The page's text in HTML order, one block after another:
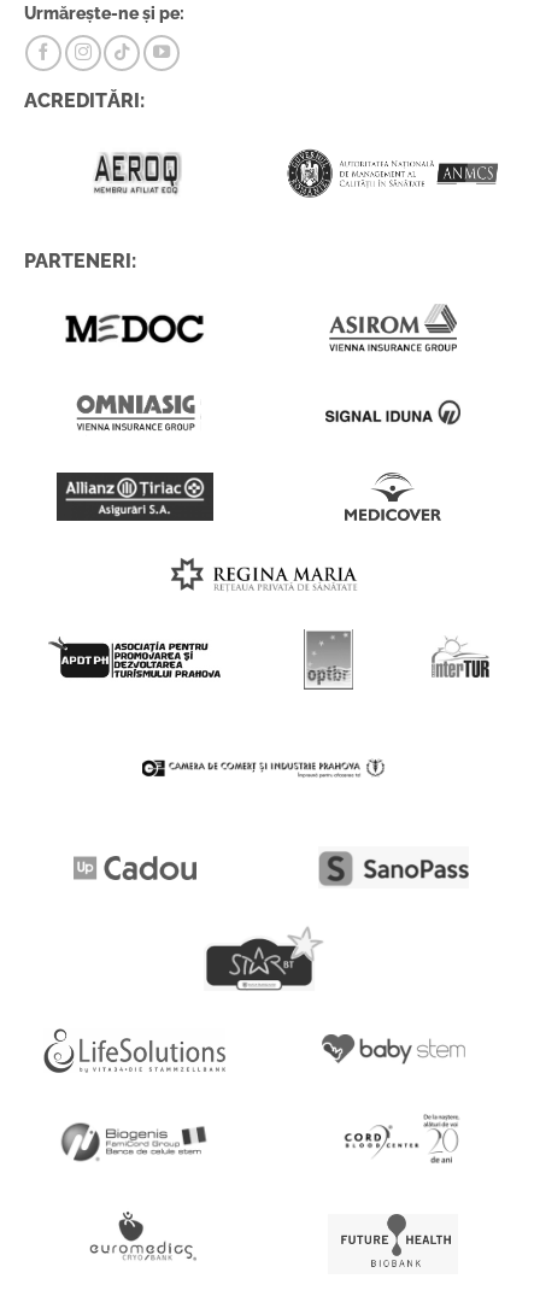
Urmărește-ne și pe:
ACREDITĂRI:
PARTENERI: